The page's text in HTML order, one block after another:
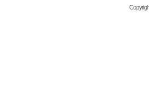
Copyright